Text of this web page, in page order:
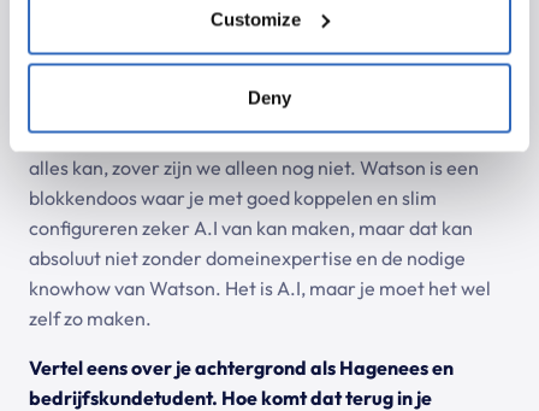
Customize
Deny
dat Watson een soort magische doos is die alles kan –
waar je lukraak informatie kan ingooien en dat je dan op
aangereikt. Dat is ook goed te begrijpen, want in de
media wordt het vaak zo gepresenteerd. Een A.I die
alles kan, zover zijn we alleen nog niet. Watson is een
blokkendoos waar je met goed koppelen en slim
configureren zeker A.I van kan maken, maar dat kan
absoluut niet zonder domeinexpertise en de nodige
knowhow van Watson. Het is A.I, maar je moet het wel
zelf zo maken.
Vertel eens over je achtergrond als Hagenees en
bedrijfskundetudent. Hoe komt dat terug in je